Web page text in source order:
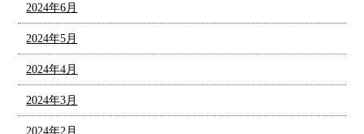
2024年6月
2024年5月
2024年4月
2024年3月
2024年2月